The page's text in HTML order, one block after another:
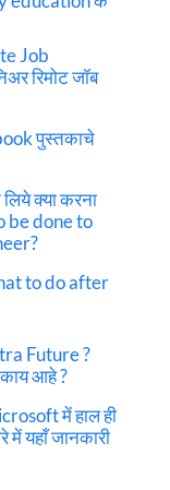
Job
रिमोट जॉब
पुस्तकाचे
क्या करना
be done to
to do after
Future ?
आहे ?
में हाल ही
यहाँ जानकारी